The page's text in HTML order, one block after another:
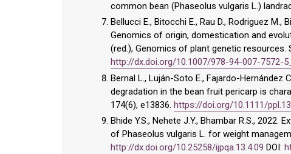
common bean (Phaseolus vulgaris L.)
Bellucci E., Bitocchi E., Rau D., Rodriguez M.,
Genomics of origin, domestication and
(red.), Genomics of plant genetic resources.
http://dx.doi.org/10.1007/978-94-007-7572-
Bernal L., Luján-Soto E., Fajardo-Hernández
degradation in the bean fruit pericarp is
174(6), e13836. https://doi.org/10.1111/
Bhide Y.S., Nehete J.Y., Bhambar R.S.,
of Phaseolus vulgaris L. for weight
http://dx.doi.org/10.25258/ijpqa.13.4.09 DOI: